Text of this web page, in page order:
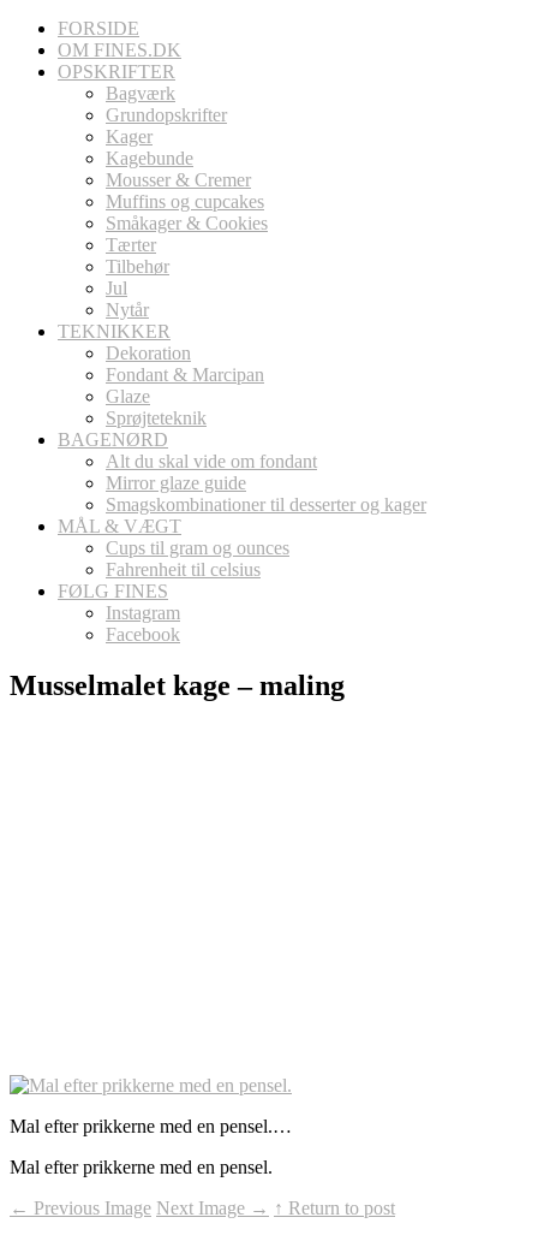
FORSIDE
OM FINES.DK
OPSKRIFTER
Bagværk
Grundopskrifter
Kager
Kagebunde
Mousser & Cremer
Muffins og cupcakes
Småkager & Cookies
Tærter
Tilbehør
Jul
Nytår
TEKNIKKER
Dekoration
Fondant & Marcipan
Glaze
Sprøjteteknik
BAGENØRD
Alt du skal vide om fondant
Mirror glaze guide
Smagskombinationer til desserter og kager
MÅL & VÆGT
Cups til gram og ounces
Fahrenheit til celsius
FØLG FINES
Instagram
Facebook
Musselmalet kage – maling
Mal efter prikkerne med en pensel.…
Mal efter prikkerne med en pensel.
← Previous Image Next Image → ↑ Return to post